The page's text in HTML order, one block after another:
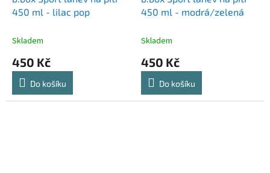
450 ml - lilac pop
Skladem
450 Kč
Do košíku
450 ml - modrá/zelená
Skladem
450 Kč
Do košíku